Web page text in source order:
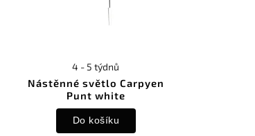
Nástěnné světlo Carpyen
Punt white
4 - 5 týdnů
Do košíku